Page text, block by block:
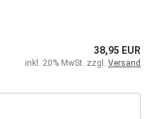
38,95 EUR
inkl. 20% MwSt. zzgl. Versand